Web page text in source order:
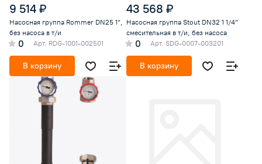
9 514 ₽
Насосная группа Rommer DN25 1",
без насоса в т/и
0 Арт. RDG-1001-002501
В корзину
43 568 ₽
Насосная группа Stout DN32 1 1/4"
смесительная в т/и, без насоса
0 Арт. SDG-0007-003201
В корзину